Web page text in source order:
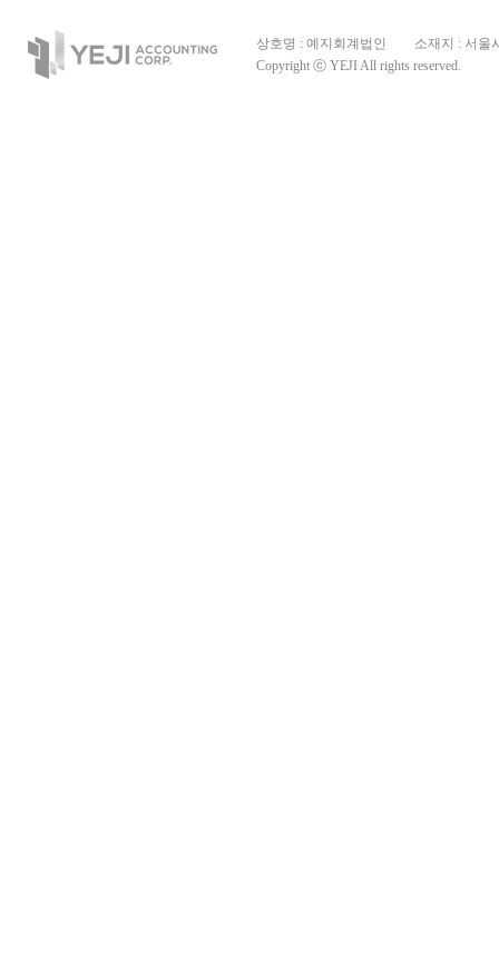
상호명 : 예지회계법인
소재지 : 서울
Copyright ⓒ YEJI All rights reserved.